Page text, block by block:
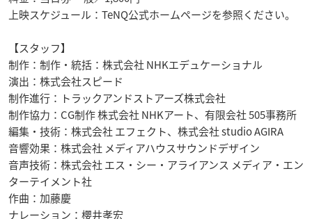
上映スケジュール：TeNQ公式ホームページを参照ください。
【スタッフ】
制作：制作・統括：株式会社 NHKエデュケーショナル
演出：株式会社スピード
制作進行：トラックアンドストアーズ株式会社
制作協力：CG制作 株式会社 NHKアート、有限会社 505事務所
編集・技術：株式会社 エフェクト、株式会社 studio AGIRA
音響効果：株式会社 メディアハウスサウンドデザイン
音声技術：株式会社 エス・シー・アライアンス メディア・エン
ターテイメント社
作曲：加藤慶
ナレーション：櫻井孝宏